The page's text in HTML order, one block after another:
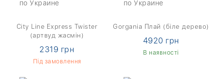
City Line Express Twister
(артвуд жасмін)
2319 грн
Під замовлення
Gorgania Плай (біле дерево)
4920 грн
В наявності